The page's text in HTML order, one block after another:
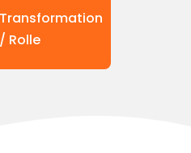
Transformation
/ Rolle